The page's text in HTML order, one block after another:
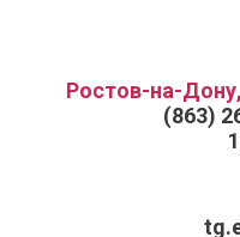
Ростов-на-
(863)